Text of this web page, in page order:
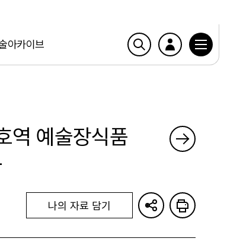
아카이브
역 예술장식품
나의 자료 담기